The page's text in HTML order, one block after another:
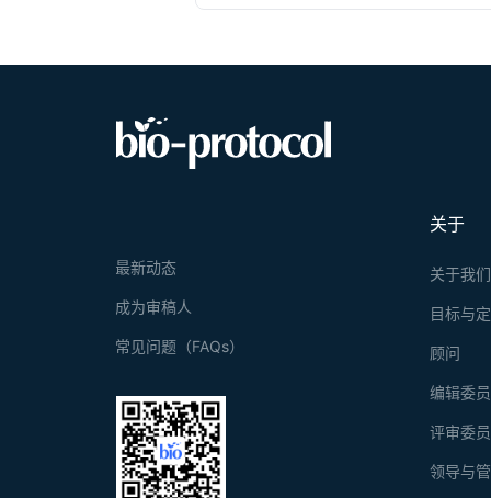
关于
关于我们
目标与
顾问
编辑委
评审委
领导与
最新动态
成为审稿人
常见问题（FAQs）